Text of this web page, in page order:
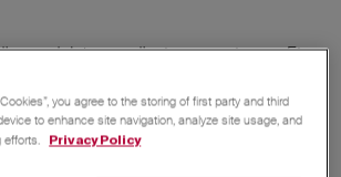
Ici, ça a d'autres avantages. Et
peu risqué, y a plein d'arnaques.
you agree to the storing of first party and third
to enhance site navigation, analyze site usage, and
efforts.
Privacy Policy